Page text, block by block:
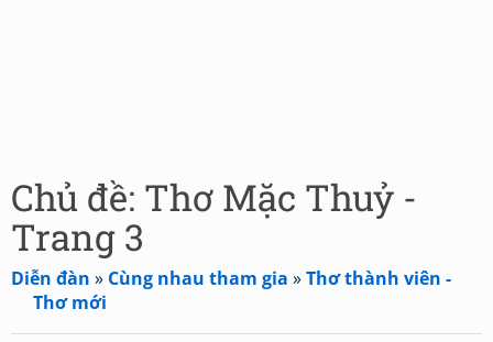
Chủ đề: Thơ Mặc Thuỷ -
Trang 3
Diễn đàn » Cùng nhau tham gia »Thơ thành viên -
Thơ mới